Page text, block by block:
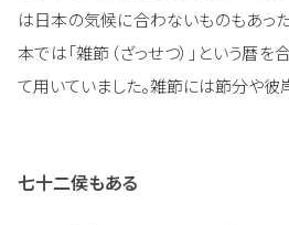
は日本の気候に合わないものもあっ
本では「雑節（ざっせつ）」という暦
て用いていました。雑節には節分や彼
七十二侯もある